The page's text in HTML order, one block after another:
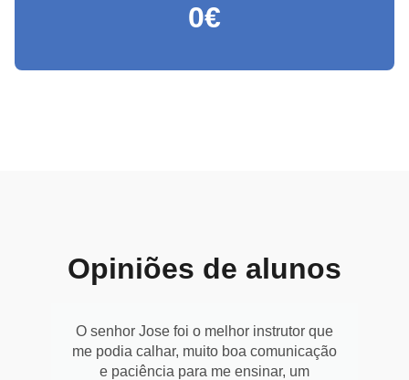
0€
Opiniões de alunos
O senhor Jose foi o melhor instrutor que
me podia calhar, muito boa comunicação
e paciência para me ensinar, um